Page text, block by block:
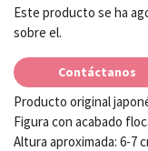
Este producto se ha
sobre el.
Contáctanos
Producto original
Figura con acabado
Altura aproximada: 6-7